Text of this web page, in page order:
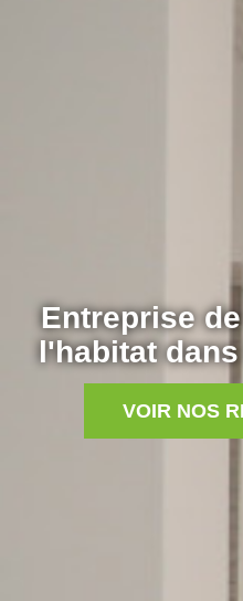
Entreprise
l'habitat
VOIR NOS